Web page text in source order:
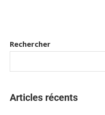
Rechercher
Articles récents